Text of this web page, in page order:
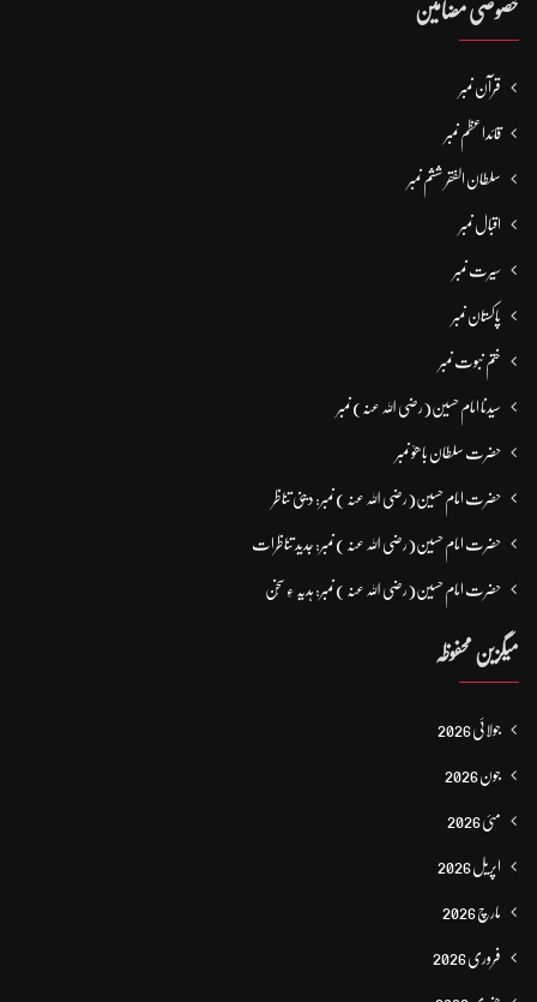
خصوصی مضامین
قرآن نمبر
قائداعظم نمبر
سلطان الفقر ششم نمبر
اقبال نمبر
سیرت نمبر
پاکستان نمبر
ختم نبوت نمبر
سیدنا امام حسین(رضی اللہ عنہ) نمبر
حضرت سلطان باھوؒ نمبر
حضرت امام حسین(رضی اللہ عنہ ) نمبر: دینی تناظر
حضرت امام حسین(رضی اللہ عنہ ) نمبر: جدید تناظرات
حضرت امام حسین(رضی اللہ عنہ ) نمبر: ہدیہ ءِ سُخن
میگزین محفوظہ
جولائی 2026
جون 2026
مئی 2026
اپریل 2026
مارچ 2026
فروری 2026